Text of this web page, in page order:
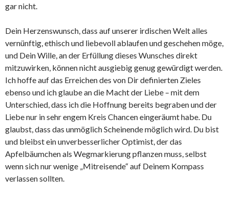
gar nicht.
Dein Herzenswunsch, dass auf unserer irdischen Welt alles
vernünftig, ethisch und liebevoll ablaufen und geschehen möge,
und Dein Wille, an der Erfüllung dieses Wunsches direkt
mitzuwirken, können nicht ausgiebig genug gewürdigt werden.
Ich hoffe auf das Erreichen des von Dir definierten Zieles
ebenso und ich glaube an die Macht der Liebe – mit dem
Unterschied, dass ich die Hoffnung bereits begraben und der
Liebe nur in sehr engem Kreis Chancen eingeräumt habe. Du
glaubst, dass das unmöglich Scheinende möglich wird. Du bist
und bleibst ein unverbesserlicher Optimist, der das
Apfelbäumchen als Wegmarkierung pflanzen muss, selbst
wenn sich nur wenige „Mitreisende“ auf Deinem Kompass
verlassen sollten.